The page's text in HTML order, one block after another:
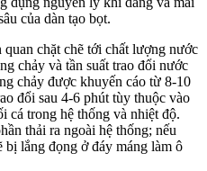
của dàn tạo bọt.
chặt chẽ tới chất lượng nước
chảy và tần suất trao đổi nước
chảy được khuyến cáo từ 8-10
đổi sau 4-6 phút tùy thuộc vào
cá trong hệ thống và nhiệt độ.
thải ra ngoài hệ thống; nếu
bị lắng đọng ở đáy máng làm ô